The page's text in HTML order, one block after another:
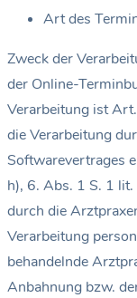
Art des
Zweck der
der Online-
Verarbeitung ist
die Verarbeitung
Softwarevertrages
h), 6. Abs. 1 S. 1
durch die
Verarbeitung
behandelnde
Anbahnung bzw.